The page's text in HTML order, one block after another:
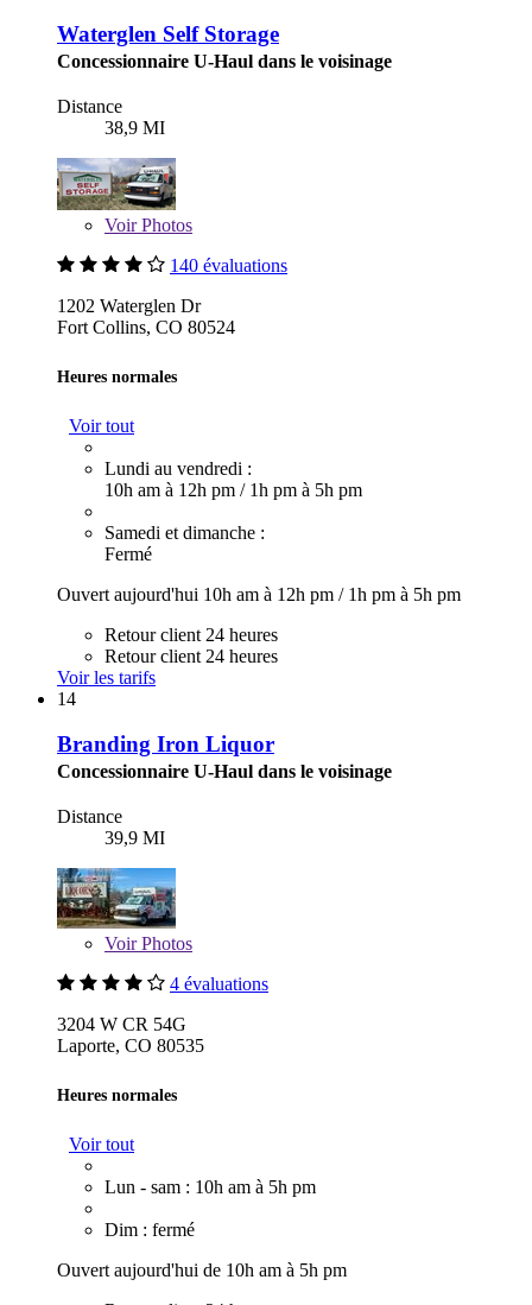
Waterglen Self Storage
Concessionnaire U-Haul dans le voisinage
Distance
38,9 MI
VoirPhotos
140 évaluations
1202 Waterglen Dr
Fort Collins, CO 80524
Heures normales
Voir tout
Lundi au vendredi :
10h am à 12h pm / 1h pm à 5h pm
Samedi et dimanche :
Fermé
Ouvert aujourd'hui 10h am à 12h pm / 1h pm à 5h pm
Retour client 24 heures
Retour client 24 heures
Voir les tarifs
14
Branding Iron Liquor
Concessionnaire U-Haul dans le voisinage
Distance
39,9 MI
VoirPhotos
4 évaluations
3204 W CR 54G
Laporte, CO 80535
Heures normales
Voir tout
Lun - sam : 10h am à 5h pm
Dim : fermé
Ouvert aujourd'hui de 10h am à 5h pm